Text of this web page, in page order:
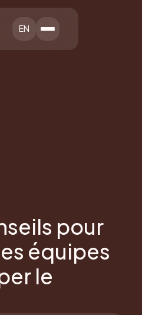
EN
pour
équipes
le